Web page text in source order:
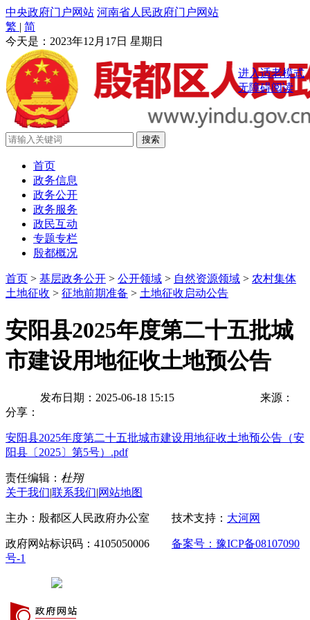
中央政府门户网站 河南省人民政府门户网站
繁 | 简
今天是： 2023年12月17日 星期日
进入适老模式
无障碍阅读
首页
政务信息
政务公开
政务服务
政民互动
专题专栏
殷都概况
首页 > 基层政务公开 > 公开领域 > 自然资源领域 > 农村集体
土地征收 > 征地前期准备 > 土地征收启动公告
安阳县2025年度第二十五批城
市建设用地征收土地预公告
发布日期：2025-06-18 15:15
来源：
分享：
安阳县2025年度第二十五批城市建设用地征收土地预公告（安
阳县〔2025〕第5号）.pdf
责任编辑： 杜翔
关于我们|联系我们|网站地图
主办：殷都区人民政府办公室 技术支持： 大河网
政府网站标识码：4105050006 备案号：豫ICP备08107090
号-1